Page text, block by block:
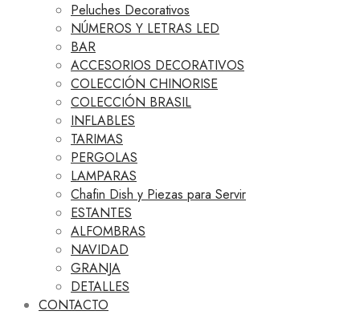
Peluches Decorativos
NÚMEROS Y LETRAS LED
BAR
ACCESORIOS DECORATIVOS
COLECCIÓN CHINORISE
COLECCIÓN BRASIL
INFLABLES
TARIMAS
PERGOLAS
LAMPARAS
Chafin Dish y Piezas para Servir
ESTANTES
ALFOMBRAS
NAVIDAD
GRANJA
DETALLES
CONTACTO